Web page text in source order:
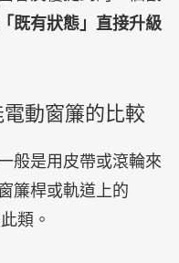
既有狀態」直接升級
動窗簾的比較
般是用皮帶或滾輪來
簾桿或軌道上的
類。